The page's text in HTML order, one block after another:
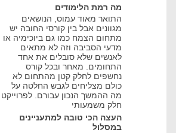
מה רמת הלימודים
התואר מאוד עמוס, הנושאים
מגוונים אבל בין קורסי החובה יש
מתחום הצמח כמו גם ביוכימיה או
מדעי הסביבה וזה לא מתאים
לאנשים שלא סובלים את אחד
התחומים. מאחר ובכל קורס
נחשפים לחלק קטן מהתחום לא
כולם מצליחים לגבש החלטה על
מה ההמשך הנכון עבורם. לפרוייקט
חלק משמעותי
העצה הכי טובה למתעניינים
במסלול